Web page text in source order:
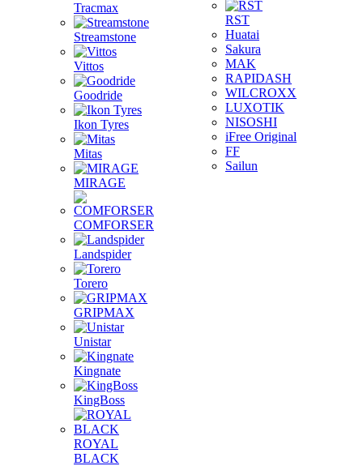
Tracmax
Streamstone
Vittos
Goodride
Ikon Tyres
Mitas
MIRAGE
COMFORSER
Landspider
Torero
GRIPMAX
Unistar
Kingnate
KingBoss
ROYAL
BLACK
RST
Huatai
Sakura
MAK
RAPIDASH
WILCROXX
LUXOTIK
NISOSHI
iFree Original
FF
Sailun